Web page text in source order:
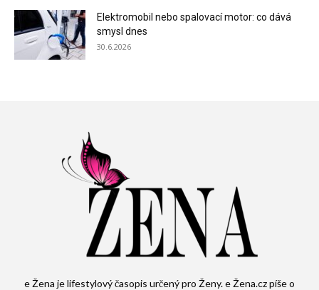
Elektromobil nebo spalovací motor: co dává
smysl dnes
30.6.2026
e Žena je lifestylový časopis určený pro Ženy. e Žena.cz píše o